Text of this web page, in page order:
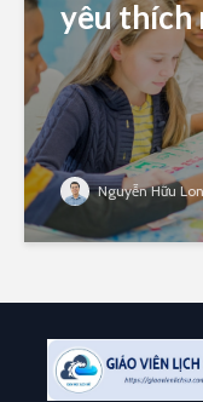
yêu thích
Nguyễn Hữu